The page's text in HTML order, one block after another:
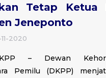
Tetap Ketua
Jeneponto
2020
– Dewan
Pemilu (DKPP)